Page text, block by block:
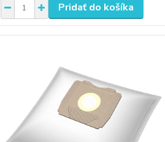
Pridať do košíka